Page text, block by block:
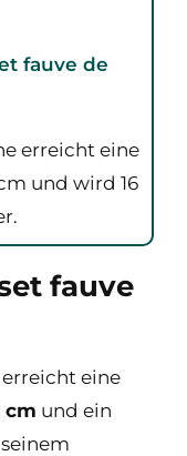
fauve de
erreicht eine
und wird 16
fauve
erreicht eine
cm und ein